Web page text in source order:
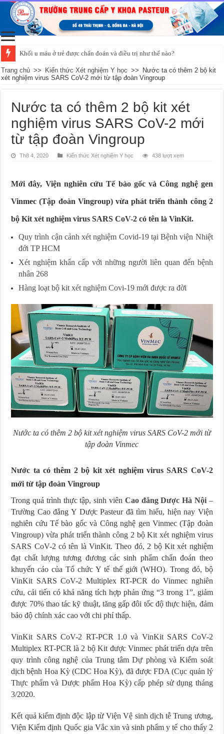
Khối u máu ở trẻ được chẩn đoán và điều trị như thế nào?
Trang chủ >> Kiến thức Xét nghiệm Y học >> Nước ta có thêm 2 bộ kit
xét nghiệm virus SARS CoV-2 mới từ tập đoàn Vingroup
Nước ta có thêm 2 bộ kit xét
nghiệm virus SARS CoV-2 mới
từ tập đoàn Vingroup
Th8 4, 2020 Kiến thức Xét nghiệm Y học 438 lượt xem
Mới đây, Viện nghiên cứu Tế bào gốc và Công nghệ gen
Vinmec (Tập đoàn Vingroup) vừa phát triển thành công 2
bộ Kit xét nghiệm virus SARS CoV-2 có tên là VinKit.
Quy trình cận cảnh xét nghiệm Covid-19 tại Bệnh viện Nhiệt
đới TP HCM
Xét nghiệm khẩn cấp với những người liên quan đến bệnh
nhân 268
Hàng loạt bộ kit xét nghiệm Covi-19 mới được ra đời
Nước ta có thêm 2 bộ kit xét nghiệm virus SARS CoV-2 mới từ
tập đoàn Vinmec
Nước ta có thêm 2 bộ kit xét nghiệm virus SARS CoV-2
mới từ tập đoàn Vingroup
Trong quá trình thực tập, sinh viên Cao đẳng Dược Hà Nội–
Trường Cao đẳng Y Dược Pasteur đã tìm hiểu, hiện nay Viện
nghiên cứu Tế bào gốc và Công nghệ gen Vinmec (Tập đoàn
Vingroup) vừa phát triển thành công 2 bộ Kit xét nghiệm virus
SARS CoV-2 có tên là VinKit. Theo đó, 2 bộ Kit xét nghiệm
đạt chất lượng tương đương các sinh phẩm chẩn đoán theo
khuyến cáo của Tổ chức Y tế thế giới (WHO). Trong đó, bộ
VinKit SARS CoV-2 Multiplex RT-PCR do Vinmec nghiên
cứu, cải tiến có khả năng tích hợp phản ứng “3 trong 1”, giảm
được 70% thao tác kỹ thuật, tăng gấp đôi tốc độ thực hiện, đảm
bảo độ chính xác cao với chi phí thấp.
VinKit SARS CoV-2 RT-PCR 1.0 và VinKit SARS CoV-2
Multiplex RT-PCR là 2 bộ Kit được Vinmec phát triển dựa trên
quy trình công nghệ của Trung tâm Dự phòng và Kiểm soát
dịch bệnh Hoa Kỳ (CDC Hoa Kỳ), đã được FDA (Cục quản lý
Thực phẩm và Dược phẩm Hoa Kỳ) cấp phép sử dụng tháng
3/2020.
Kết quả kiểm định độc lập từ Viện Vệ sinh dịch tễ Trung ương,
Viện Kiểm định Quốc gia Vắc xin và sinh phẩm y tế cho thấy 2